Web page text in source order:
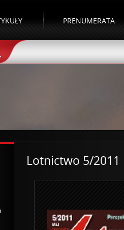
PRENUMERATA
Lotnictwo 5/2011